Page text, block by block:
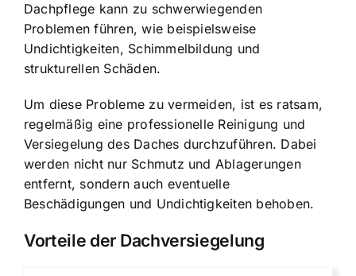
Dachpflege kann zu schwerwiegenden
Problemen führen, wie beispielsweise
Undichtigkeiten, Schimmelbildung und
strukturellen Schäden.
Um diese Probleme zu vermeiden, ist es ratsam,
regelmäßig eine professionelle Reinigung und
Versiegelung des Daches durchzuführen. Dabei
werden nicht nur Schmutz und Ablagerungen
entfernt, sondern auch eventuelle
Beschädigungen und Undichtigkeiten behoben.
Vorteile der Dachversiegelung